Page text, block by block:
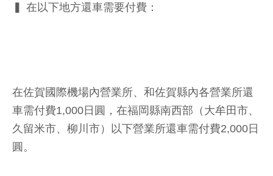
▍ 在以下地方還車需要付費：
在佐賀國際機場內營業所、和佐賀縣內各營業所還
車需付費1,000日圓，在福岡縣南西部（大牟田市、
久留米市、柳川市）以下營業所還車需付費2,000日
圓。